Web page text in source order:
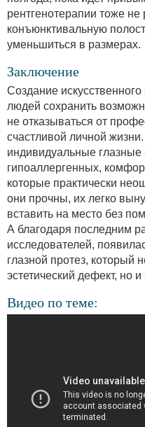
рентгенотерапии тоже не
конъюнктивальную
уменьшиться в размерах.
Заключение
Создание
людей сохранить
не отказываться от
счастливой личной
индивидуальные глазные
гипоаллергенных,
которые практически
они прочны, их легко
вставить на место без
А благодаря последним
исследователей,
глазной протез, который
эстетический дефект, но
Видео по теме: